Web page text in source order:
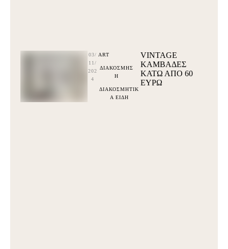
03/
11/
202
4
ART
ΔΙΑΚΟΣΜΗΣ
Η
ΔΙΑΚΟΣΜΗΤΙΚ
Α ΕΙΔΗ
VINTAGE
ΚΑΜΒΑΔΕΣ
ΚΆΤΩ ΑΠΌ 60
ΕΥΡΩ